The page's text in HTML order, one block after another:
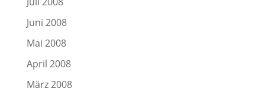
Juni 2008
Mai 2008
April 2008
März 2008